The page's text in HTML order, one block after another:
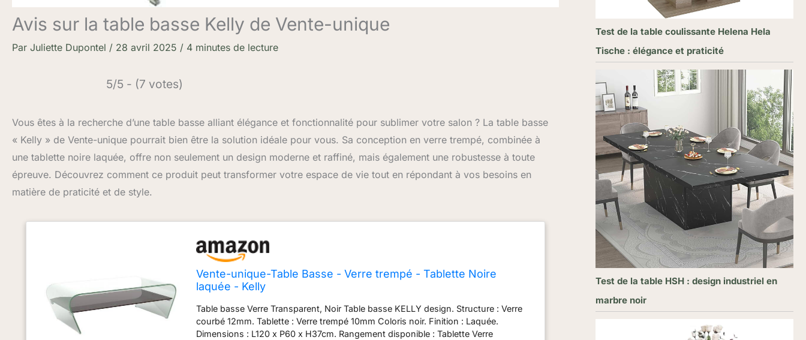
Avis sur la table basse Kelly de Vente-unique
Par Juliette Dupontel / 28 avril 2025 / 4 minutes de lecture
5/5 - (7 votes)
Vous êtes à la recherche d’une table basse alliant élégance et fonctionnalité pour sublimer votre salon ? La table basse
« Kelly » de Vente-unique pourrait bien être la solution idéale pour vous. Sa conception en verre trempé, combinée à
une tablette noire laquée, offre non seulement un design moderne et raffiné, mais également une robustesse à toute
épreuve. Découvrez comment ce produit peut transformer votre espace de vie tout en répondant à vos besoins en
matière de praticité et de style.
Vente-unique-Table Basse - Verre trempé - Tablette Noire
laquée - Kelly
Table basse Verre Transparent, Noir Table basse KELLY design. Structure : Verre
courbé 12mm. Tablette : Verre trempé 10mm Coloris noir. Finition : Laquée.
Dimensions : L120 x P60 x H37cm. Rangement disponible : Tablette Verre
Test de la table coulissante Helena Hela
Tische : élégance et praticité
Test de la table HSH : design industriel en
marbre noir